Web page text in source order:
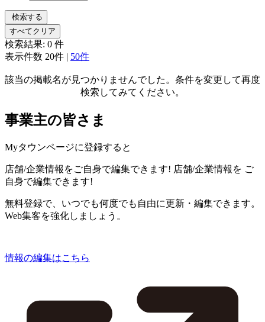
検索する
すべてクリア
検索結果: 0 件
表示件数 20件 | 50件
該当の掲載名が見つかりませんでした。条件を変更して再度
検索してみてください。
事業主の皆さま
Myタウンページに登録すると
店舗/企業情報をご自身で編集できます! 店舗/企業情報を ご
自身で編集できます!
無料登録で、いつでも何度でも自由に更新・編集できます。
Web集客を強化しましょう。
情報の編集はこちら